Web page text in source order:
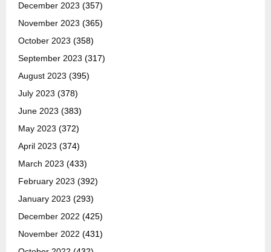
December 2023 (357)
November 2023 (365)
October 2023 (358)
September 2023 (317)
August 2023 (395)
July 2023 (378)
June 2023 (383)
May 2023 (372)
April 2023 (374)
March 2023 (433)
February 2023 (392)
January 2023 (293)
December 2022 (425)
November 2022 (431)